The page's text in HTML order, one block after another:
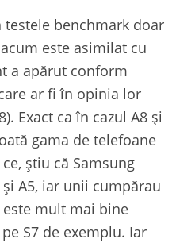
benchmark doar
este asimilat cu
a apărut conform
ar fi în opinia lor
Exact ca în cazul A8 și
gama de telefoane
știu că Samsung
A5, iar unii cumpărau
mult mai bine
S7 de exemplu. Iar